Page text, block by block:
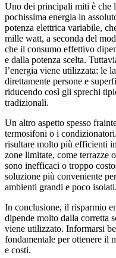
Uno dei principali miti è che
pochissima energia in
potenza elettrica variabile,
mille watt, a seconda del
che il consumo effettivo
e dalla potenza scelta.
l’energia viene utilizzata: le
direttamente persone e
riducendo così gli sprechi
tradizionali.
Un altro aspetto spesso
termosifoni o i
risultare molto più efficienti
zone limitate, come terrazze
sono inefficaci o troppo
soluzione più conveniente
ambienti grandi e poco isolati.
In conclusione, il risparmio
dipende molto dalla corretta
viene utilizzato. Informarsi
fondamentale per ottenere il
e costi.